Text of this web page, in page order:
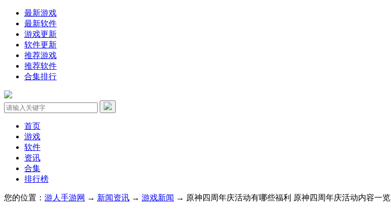
最新游戏
最新软件
游戏更新
软件更新
推荐游戏
推荐软件
合集排行
首页
游戏
软件
资讯
合集
排行榜
您的位置： 游人手游网 → 新闻资讯 → 游戏新闻 → 原神四周年庆活动有哪些福利 原神四周年庆活动内容一览